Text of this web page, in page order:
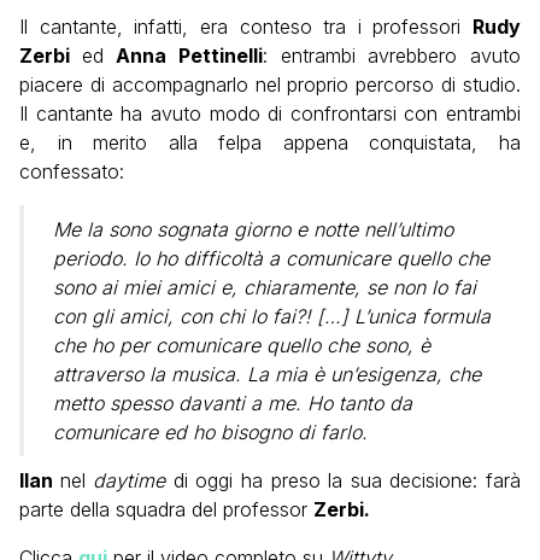
Il cantante, infatti, era conteso tra i professori Rudy
Zerbi ed Anna Pettinelli: entrambi avrebbero avuto
piacere di accompagnarlo nel proprio percorso di studio.
Il cantante ha avuto modo di confrontarsi con entrambi
e, in merito alla felpa appena conquistata, ha
confessato:
Me la sono sognata giorno e notte nell’ultimo
periodo. Io ho difficoltà a comunicare quello che
sono ai miei amici e, chiaramente, se non lo fai
con gli amici, con chi lo fai?! […] L’unica formula
che ho per comunicare quello che sono, è
attraverso la musica. La mia è un’esigenza, che
metto spesso davanti a me. Ho tanto da
comunicare ed ho bisogno di farlo.
Ilan nel daytime di oggi ha preso la sua decisione: farà
parte della squadra del professor Zerbi.